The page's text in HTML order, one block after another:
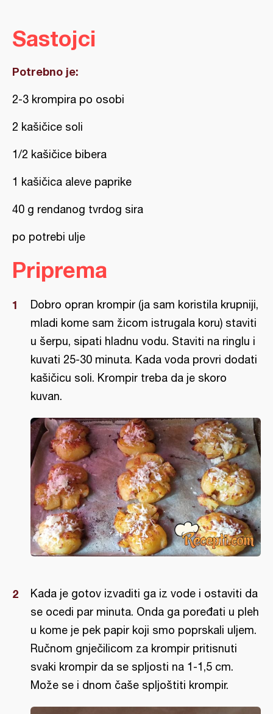
Sastojci
Potrebno je:
2-3 krompira po osobi
2 kašičice soli
1/2 kašičice bibera
1 kašičica aleve paprike
40 g rendanog tvrdog sira
po potrebi ulje
Priprema
Dobro opran krompir (ja sam koristila krupniji,
mladi kome sam žicom istrugala koru) staviti
u šerpu, sipati hladnu vodu. Staviti na ringlu i
kuvati 25-30 minuta. Kada voda provri dodati
kašičicu soli. Krompir treba da je skoro
kuvan.
Kada je gotov izvaditi ga iz vode i ostaviti da
se ocedi par minuta. Onda ga poređati u pleh
u kome je pek papir koji smo poprskali uljem.
Ručnom gnječilicom za krompir pritisnuti
svaki krompir da se spljosti na 1-1,5 cm.
Može se i dnom čaše spljoštiti krompir.